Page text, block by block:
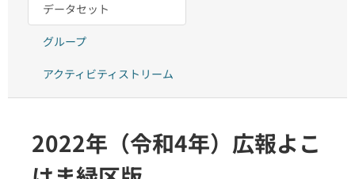
データセット
グループ
アクティビティストリーム
2022年（令和4年）広報よこ